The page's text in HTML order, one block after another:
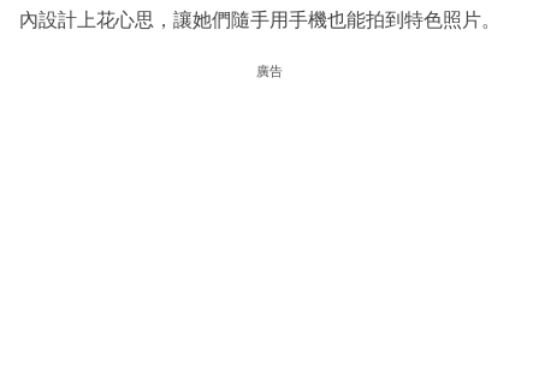
內設計上花心思，讓她們隨手用手機也能拍到特色照片。
廣告